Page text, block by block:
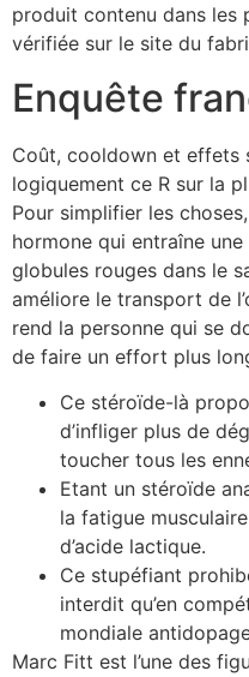
produit contenu dans les
vérifiée sur le site du
Enquête
Coût, cooldown et effets
logiquement ce R sur la
Pour simplifier les
hormone qui entraîne
globules rouges dans le
améliore le transport de
rend la personne qui se
de faire un effort plus
Ce stéroïde-là
d’infliger plus de
toucher tous les
Etant un stéroïde
la fatigue
d’acide lactique.
Ce stupéfiant
interdit qu’en
mondiale
Marc Fitt est l’une des